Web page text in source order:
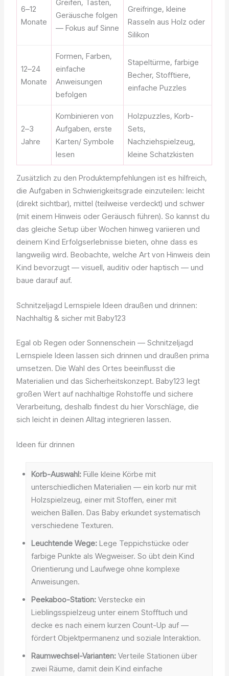
6–12
Monate
Greifen, Tasten,
Geräusche folgen
— Fokus auf Sinne
Greifringe, kleine
Rasseln aus Holz oder
Silikon
12–24
Monate
Formen, Farben,
einfache
Anweisungen
befolgen
Stapeltürme, farbige
Becher, Stofftiere,
einfache Puzzles
2–3
Jahre
Kombinieren von
Aufgaben, erste
Karten/ Symbole
lesen
Holzpuzzles, Korb-
Sets,
Nachziehspielzeug,
kleine Schatzkisten
Zusätzlich zu den Produktempfehlungen ist es hilfreich,
die Aufgaben in Schwierigkeitsgrade einzuteilen: leicht
(direkt sichtbar), mittel (teilweise verdeckt) und schwer
(mit einem Hinweis oder Geräusch führen). So kannst du
das gleiche Setup über Wochen hinweg variieren und
deinem Kind Erfolgserlebnisse bieten, ohne dass es
langweilig wird. Beobachte, welche Art von Hinweis dein
Kind bevorzugt — visuell, auditiv oder haptisch — und
baue darauf auf.
Schnitzeljagd Lernspiele Ideen draußen und drinnen:
Nachhaltig & sicher mit Baby123
Egal ob Regen oder Sonnenschein — Schnitzeljagd
Lernspiele Ideen lassen sich drinnen und draußen prima
umsetzen. Die Wahl des Ortes beeinflusst die
Materialien und das Sicherheitskonzept. Baby123 legt
großen Wert auf nachhaltige Rohstoffe und sichere
Verarbeitung, deshalb findest du hier Vorschläge, die
sich leicht in deinen Alltag integrieren lassen.
Ideen für drinnen
Korb-Auswahl: Fülle kleine Körbe mit
unterschiedlichen Materialien — ein korb nur mit
Holzspielzeug, einer mit Stoffen, einer mit
weichen Bällen. Das Baby erkundet systematisch
verschiedene Texturen.
Leuchtende Wege: Lege Teppichstücke oder
farbige Punkte als Wegweiser. So übt dein Kind
Orientierung und Laufwege ohne komplexe
Anweisungen.
Peekaboo-Station: Verstecke ein
Lieblingsspielzeug unter einem Stofftuch und
decke es nach einem kurzen Count-Up auf —
fördert Objektpermanenz und soziale Interaktion.
Raumwechsel-Varianten: Verteile Stationen über
zwei Räume, damit dein Kind einfache